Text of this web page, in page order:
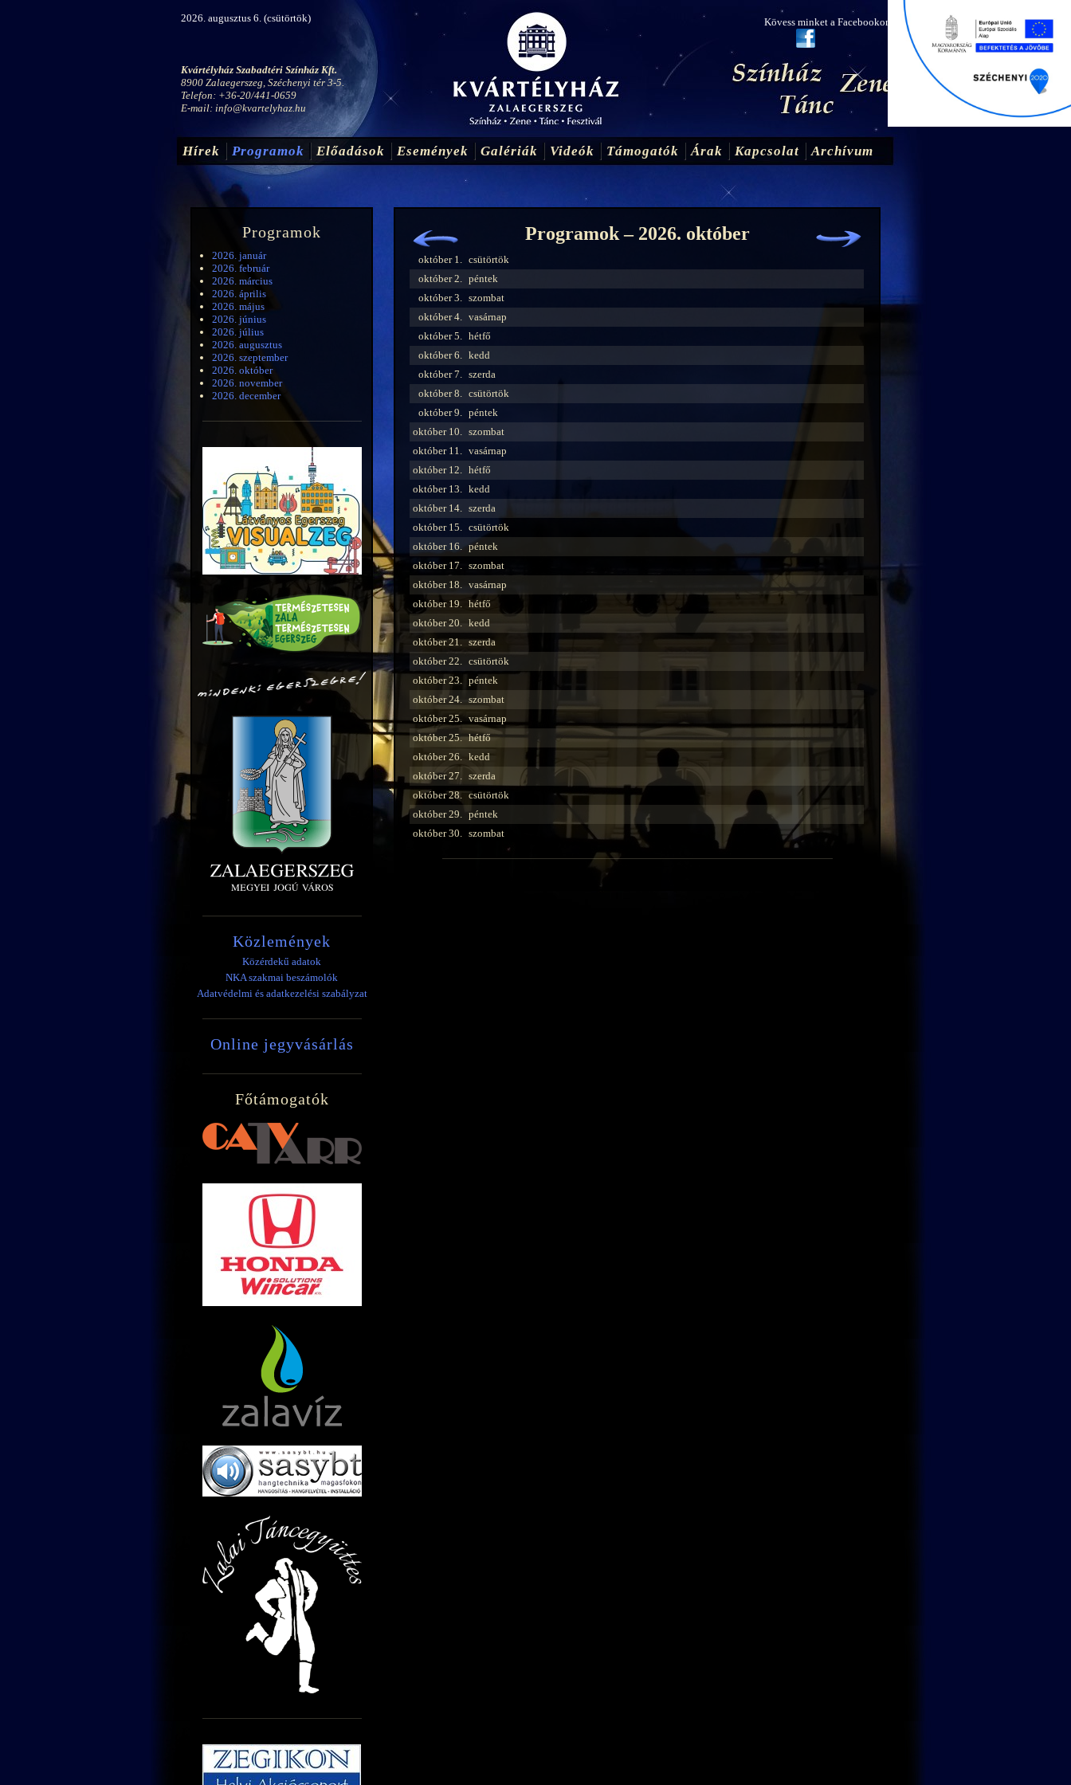
2026. augusztus 6. (csütörtök) Kövess minket a Facebookon!
Kvártélyház Szabadtéri Színház Kft.
8900 Zalaegerszeg, Széchenyi tér 3-5.
Telefon: +36-20/441-0659
E-mail: info@kvartelyhaz.hu
Hírek Programok Előadások Események Galériák Videók Támogatók Árak Kapcsolat Archívum
Programok – 2026. október
október 1. csütörtök
október 2. péntek
október 3. szombat
október 4. vasárnap
október 5. hétfő
október 6. kedd
október 7. szerda
október 8. csütörtök
október 9. péntek
október 10. szombat
október 11. vasárnap
október 12. hétfő
október 13. kedd
október 14. szerda
október 15. csütörtök
október 16. péntek
október 17. szombat
október 18. vasárnap
október 19. hétfő
október 20. kedd
október 21. szerda
október 22. csütörtök
október 23. péntek
október 24. szombat
október 25. vasárnap
október 25. hétfő
október 26. kedd
október 27. szerda
október 28. csütörtök
október 29. péntek
október 30. szombat
Programok
2026. január
2026. február
2026. március
2026. április
2026. május
2026. június
2026. július
2026. augusztus
2026. szeptember
2026. október
2026. november
2026. december
Közlemények
Közérdekű adatok
NKA szakmai beszámolók
Adatvédelmi és adatkezelési szabályzat
Online jegyvásárlás
Főtámogatók